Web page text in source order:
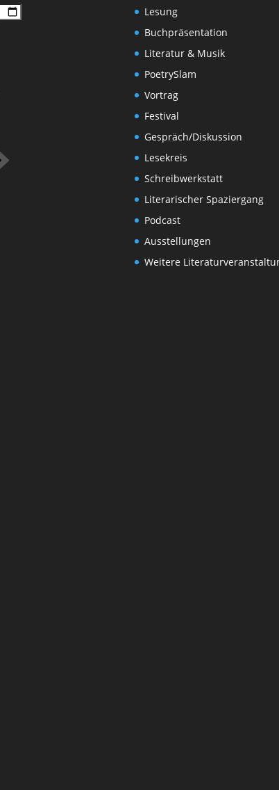
Lesung
Buchpräsentation
Literatur & Musik
PoetrySlam
Vortrag
Festival
Gespräch/Diskussion
Lesekreis
Schreibwerkstatt
Literarischer Spaziergang
Podcast
Ausstellungen
Weitere